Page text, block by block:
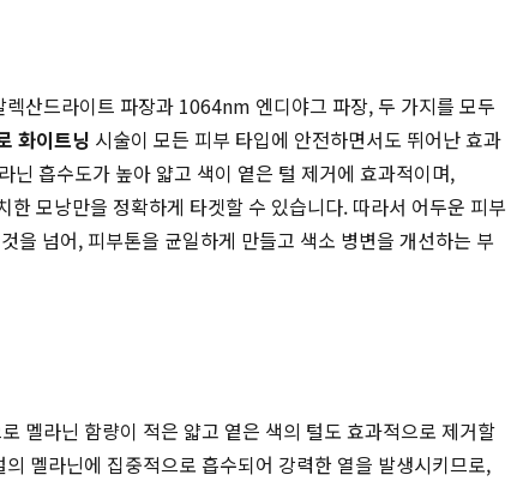
산드라이트 파장과 1064nm 엔디야그 파장, 두 가지를 모두
화이트닝 시술이 모든 피부 타입에 안전하면서도 뛰어난 효과
흡수도가 높아 얇고 색이 옅은 털 제거에 효과적이며,
모낭만을 정확하게 타겟할 수 있습니다. 따라서 어두운 피부
을 넘어, 피부톤을 균일하게 만들고 색소 병변을 개선하는 부
멜라닌 함량이 적은 얇고 옅은 색의 털도 효과적으로 제거할
멜라닌에 집중적으로 흡수되어 강력한 열을 발생시키므로,